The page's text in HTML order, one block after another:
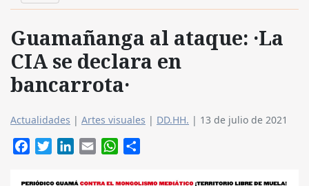
Guamañanga al ataque: ·La
CIA se declara en
bancarrota·
Actualidades | Artes visuales | DD.HH. | 13 de julio de 2021
FacebookTwitterLinkedIn
Email WhatsApp